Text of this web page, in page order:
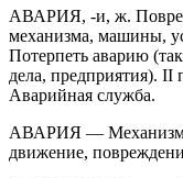
АВАРИЯ, -и, ж.
механизма, машины,
Потерпеть аварию
дела, предприятия).
Аварийная служба.
АВАРИЯ — Механизм,
движение,